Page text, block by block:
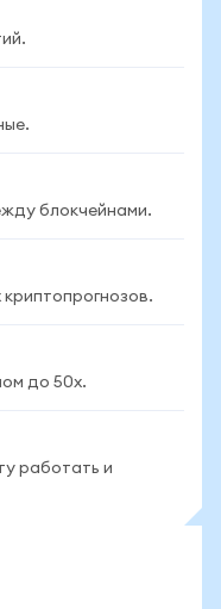
блокчейнами.
криптопрогнозов.
до 50x.
работать и